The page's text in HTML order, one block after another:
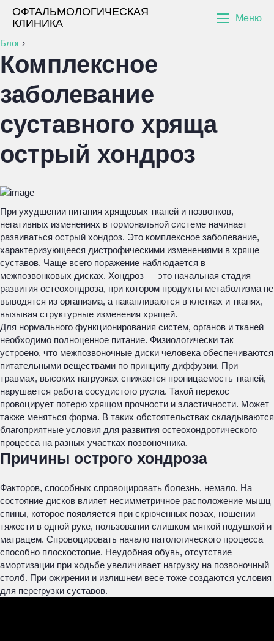
ОФТАЛЬМОЛОГИЧЕСКАЯ
КЛИНИКА
Меню
Блог ›
Комплексное
заболевание
суставного хряща
острый хондроз
При ухудшении питания хрящевых тканей и позвонков,
негативных изменениях в гормональной системе начинает
развиваться острый хондроз. Это комплексное заболевание,
характеризующееся дистрофическими изменениями в хряще
суставов. Чаще всего поражение наблюдается в
межпозвонковых дисках. Хондроз — это начальная стадия
развития остеохондроза, при котором продукты метаболизма не
выводятся из организма, а накапливаются в клетках и тканях,
вызывая структурные изменения хрящей.
Для нормального функционирования систем, органов и тканей
необходимо полноценное питание. Физиологически так
устроено, что межпозвоночные диски человека обеспечиваются
питательными веществами по принципу диффузии. При
травмах, высоких нагрузках снижается проницаемость тканей,
нарушается работа сосудистого русла. Такой перекос
провоцирует потерю хрящом прочности и эластичности. Может
также меняться форма. В таких обстоятельствах складываются
благоприятные условия для развития остеохондротического
процесса на разных участках позвоночника.
Причины острого хондроза
Факторов, способных спровоцировать болезнь, немало. На
состояние дисков влияет несимметричное расположение мышц
спины, которое появляется при скрюченных позах, ношении
тяжести в одной руке, пользовании слишком мягкой подушкой и
матрацем. Спровоцировать начало патологического процесса
способно плоскостопие. Неудобная обувь, отсутствие
амортизации при ходьбе увеличивает нагрузку на позвоночный
столб. При ожирении и излишнем весе тоже создаются условия
для перегрузки суставов.